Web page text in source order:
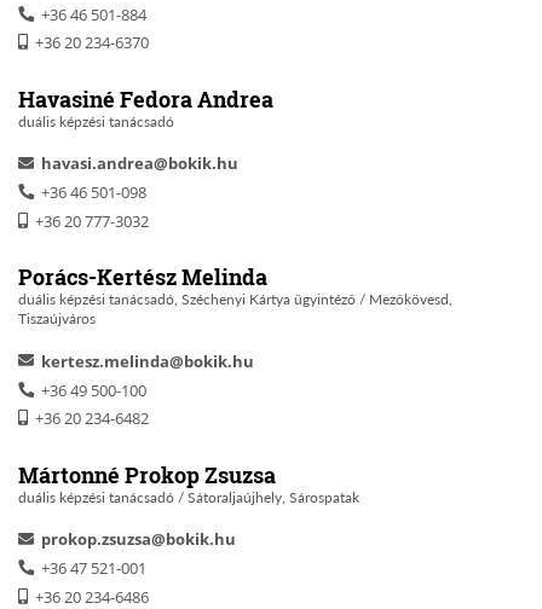
+36 46 501-884
+36 20 234-6370
Havasiné Fedora Andrea
duális képzési tanácsadó
havasi.andrea@bokik.hu
+36 46 501-098
+36 20 777-3032
Porács-Kertész Melinda
duális képzési tanácsadó, Széchenyi Kártya ügyintéző / Mezőkövesd,
Tiszaújváros
kertesz.melinda@bokik.hu
+36 49 500-100
+36 20 234-6482
Mártonné Prokop Zsuzsa
duális képzési tanácsadó / Sátoraljaújhely, Sárospatak
prokop.zsuzsa@bokik.hu
+36 47 521-001
+36 20 234-6486